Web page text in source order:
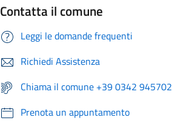
Contatta il comune
Leggi le domande frequenti
Richiedi Assistenza
Chiama il comune +39 0342 945702
Prenota un appuntamento